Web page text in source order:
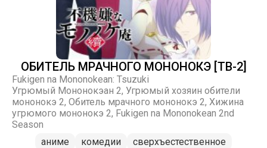
ОБИТЕЛЬ МРАЧНОГО МОНОНОКЭ [ТВ-2]
Fukigen na Mononokean: Tsuzuki
Угрюмый Мононокэан 2, Угрюмый хозяин обители
мононокэ 2, Обитель мрачного мононокэ 2, Хижина
угрюмого мононокэ 2, Fukigen na Mononokean 2nd
Season
аниме
комедии сверхъестественное